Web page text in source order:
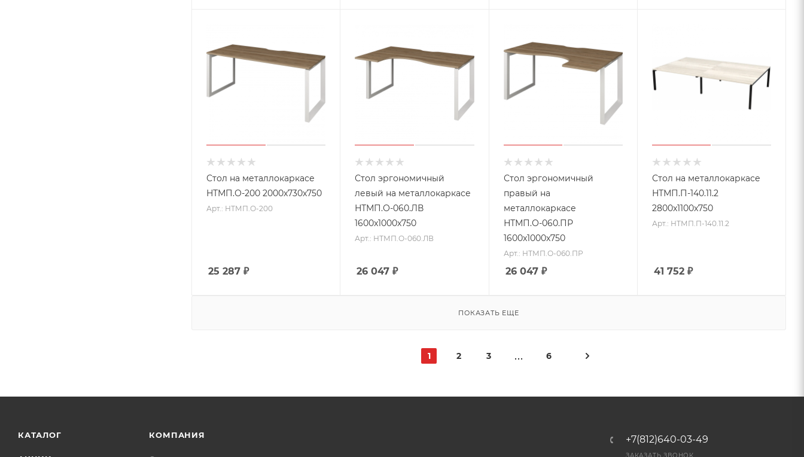
Стол на металлокаркасе
НТМП.О-200 2000x730x750
Арт.: НТМП.О-200
25 287 ₽
Стол эргономичный
левый на металлокаркасе
НТМП.О-060.ЛВ
1600x1000x750
Арт.: НТМП.О-060.ЛВ
26 047 ₽
Стол эргономичный
правый на
металлокаркасе
НТМП.О-060.ПР
1600x1000x750
Арт.: НТМП.О-060.ПР
26 047₽
Стол на металлокаркасе
НТМП.П-140.11.2
2800x1100x750
Арт.: НТМП.П-140.11.2
41 752₽
ПОКАЗАТЬ ЕЩЕ
1 2 3 6
КАТАЛОГ КОМПАНИЯ +7(812)640-03-49